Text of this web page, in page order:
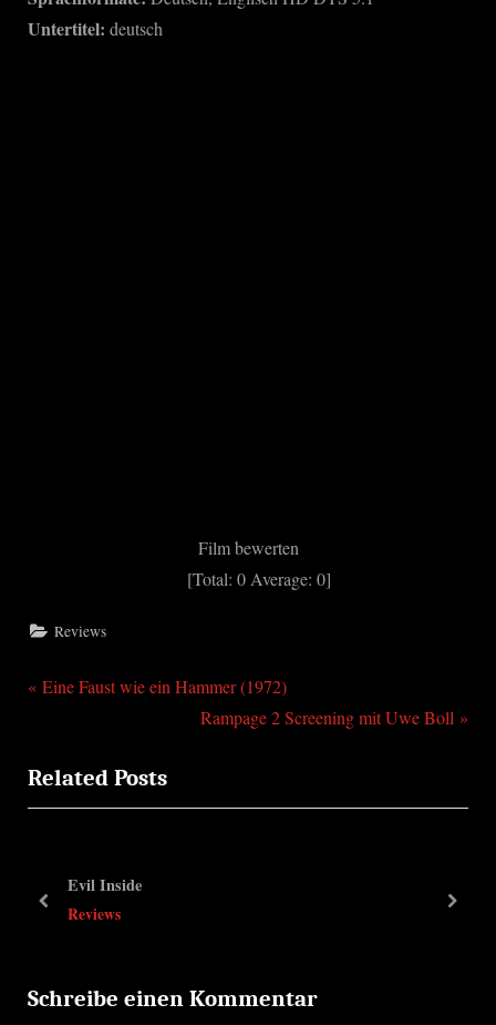
Untertitel: deutsch
Film bewerten
[Total: 0 Average: 0]
Reviews
Beitragsnavigation
P
v
i
s
s
Eine Faust wie ein Hammer (1972)
N
t
Rampage 2 Screening mit Uwe Boll
Related Posts
Evil Inside
Reviews
prev next
Schreibe einen Kommentar